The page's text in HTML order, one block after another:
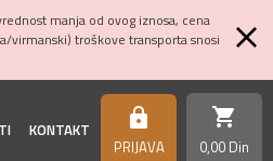
manja od ovog iznosa, cena
virmanski) troškove transporta snosi
KONTAKT https
PRIJAVA
shopping_cart
0,00 Din